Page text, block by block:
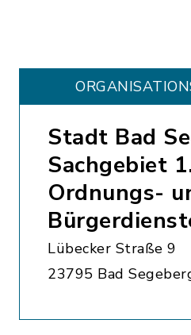
Stadt Bad
Sachgebiet
Ordnungs-
Lübecker Straße 9
23795 Bad